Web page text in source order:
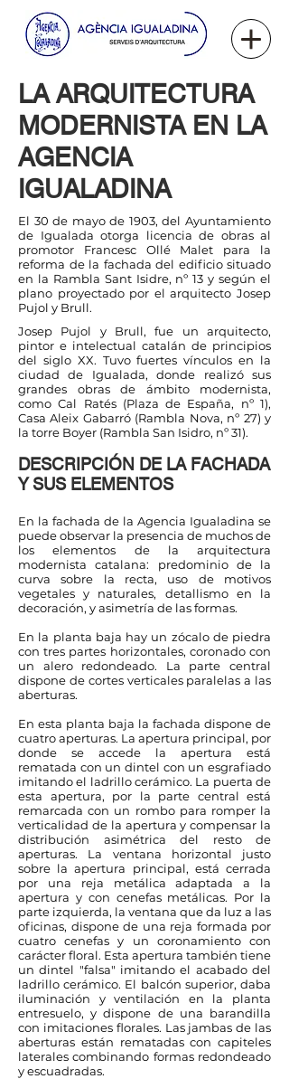
LA ARQUITECTURA
MODERNISTA EN LA
AGENCIA
IGUALADINA
El 30 de mayo de 1903, del Ayuntamiento
de Igualada otorga licencia de obras al
promotor Francesc Ollé Malet para la
reforma de la fachada del edificio situado
en la Rambla Sant Isidre, nº 13 y según el
plano proyectado por el arquitecto Josep
Pujol y Brull.
Josep Pujol y Brull, fue un arquitecto,
pintor e intelectual catalán de principios
del siglo XX. Tuvo fuertes vínculos en la
ciudad de Igualada, donde realizó sus
grandes obras de ámbito modernista,
como Cal Ratés (Plaza de España, nº 1),
Casa Aleix Gabarró (Rambla Nova, nº 27) y
la torre Boyer (Rambla San Isidro, nº 31).
DESCRIPCIÓN DE LA FACHADA
Y SUS ELEMENTOS
En la fachada de la Agencia Igualadina se
puede observar la presencia de muchos de
los elementos de la arquitectura
modernista catalana: predominio de la
curva sobre la recta, uso de motivos
vegetales y naturales, detallismo en la
decoración, y asimetría de las formas.
En la planta baja hay un zócalo de piedra
con tres partes horizontales, coronado con
un alero redondeado. La parte central
dispone de cortes verticales paralelas a las
aberturas.
En esta planta baja la fachada dispone de
cuatro aperturas. La apertura principal, por
donde se accede la apertura está
rematada con un dintel con un esgrafiado
imitando el ladrillo cerámico. La puerta de
esta apertura, por la parte central está
remarcada con un rombo para romper la
verticalidad de la apertura y compensar la
distribución asimétrica del resto de
aperturas. La ventana horizontal justo
sobre la apertura principal, está cerrada
por una reja metálica adaptada a la
apertura y con cenefas metálicas. Por la
parte izquierda, la ventana que da luz a las
oficinas, dispone de una reja formada por
cuatro cenefas y un coronamiento con
carácter floral. Esta apertura también tiene
un dintel "falsa" imitando el acabado del
ladrillo cerámico. El balcón superior, daba
iluminación y ventilación en la planta
entresuelo, y dispone de una barandilla
con imitaciones florales. Las jambas de las
aberturas están rematadas con capiteles
laterales combinando formas redondeado
y escuadradas.